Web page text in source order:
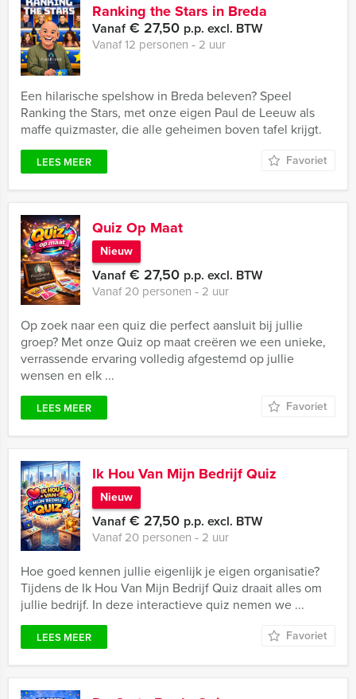
Ranking the Stars in Breda
Vanaf€ 27,50 p.p. excl. BTW
Vanaf 12 personen ‐ 2 uur
Een hilarische spelshow in Breda beleven? Speel
Ranking the Stars, met onze eigen Paul de Leeuw als
maffe quizmaster, die alle geheimen boven tafel krijgt.
LEES MEER Favoriet
Quiz Op Maat
Nieuw
Vanaf€ 27,50 p.p. excl. BTW
Vanaf 20 personen ‐ 2 uur
Op zoek naar een quiz die perfect aansluit bij jullie
groep? Met onze Quiz op maat creëren we een unieke,
verrassende ervaring volledig afgestemd op jullie
wensen en elk ...
LEES MEER Favoriet
Ik Hou Van Mijn Bedrijf Quiz
Nieuw
Vanaf€ 27,50 p.p. excl. BTW
Vanaf 20 personen ‐ 2 uur
Hoe goed kennen jullie eigenlijk je eigen organisatie?
Tijdens de Ik Hou Van Mijn Bedrijf Quiz draait alles om
jullie bedrijf. In deze interactieve quiz nemen we ...
LEES MEER Favoriet